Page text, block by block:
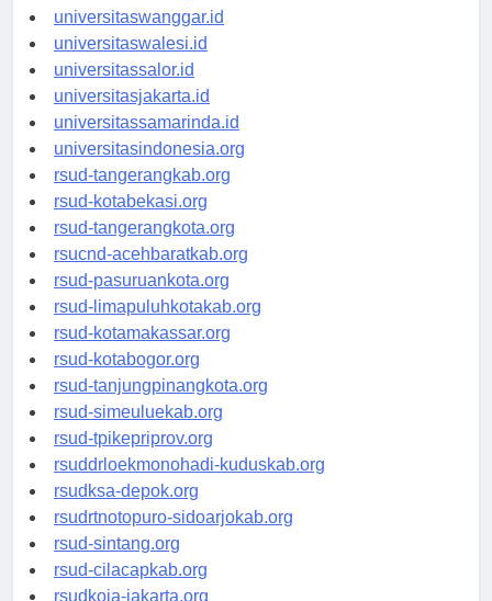
universitassorong.id
universitaswanggar.id
universitaswalesi.id
universitassalor.id
universitasjakarta.id
universitassamarinda.id
universitasindonesia.org
rsud-tangerangkab.org
rsud-kotabekasi.org
rsud-tangerangkota.org
rsucnd-acehbaratkab.org
rsud-pasuruankota.org
rsud-limapuluhkotakab.org
rsud-kotamakassar.org
rsud-kotabogor.org
rsud-tanjungpinangkota.org
rsud-simeuluekab.org
rsud-tpikepriprov.org
rsuddrloekmonohadi-kuduskab.org
rsudksa-depok.org
rsudrtnotopuro-sidoarjokab.org
rsud-sintang.org
rsud-cilacapkab.org